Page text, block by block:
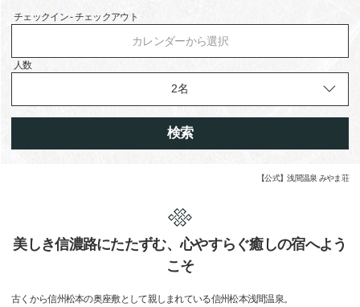
チェックイン - チェックアウト
カレンダーから選択
人数
検索
【公式】浅間温泉 みやま荘
美しき信濃路にたたずむ、心やすらぐ癒しの宿へよう
こそ
古くから信州松本の奥座敷として親しまれている信州松本浅間温泉。